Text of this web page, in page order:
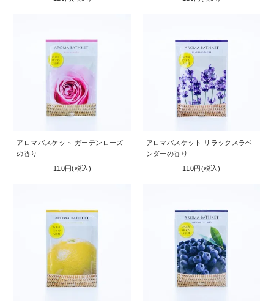
アロマバスケット ガーデンローズ
の香り
110円(税込)
アロマバスケット リラックスラベ
ンダーの香り
110円(税込)